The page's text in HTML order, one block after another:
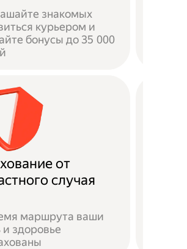
знакомых
курьером и
бонусы до 35 000
от
случая
маршрута ваши
здоровье